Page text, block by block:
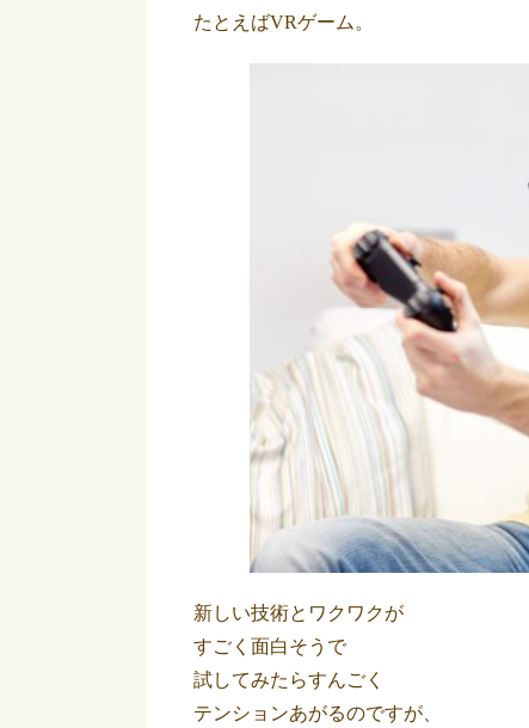
たとえばVRゲーム。
新しい技術とワクワクが
すごく面白そうで
試してみたらすんごく
テンションあがるのですが、